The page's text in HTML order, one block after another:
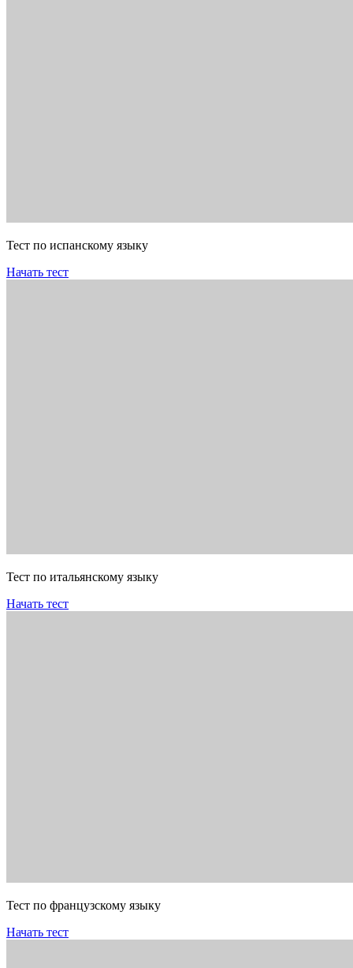
Тест по испанскому языку
Начать тест
Тест по итальянскому языку
Начать тест
Тест по французскому языку
Начать тест